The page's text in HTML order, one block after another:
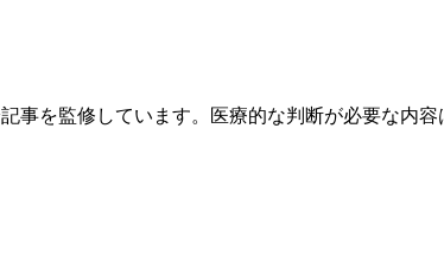
を監修しています。医療的な判断が必要な内容